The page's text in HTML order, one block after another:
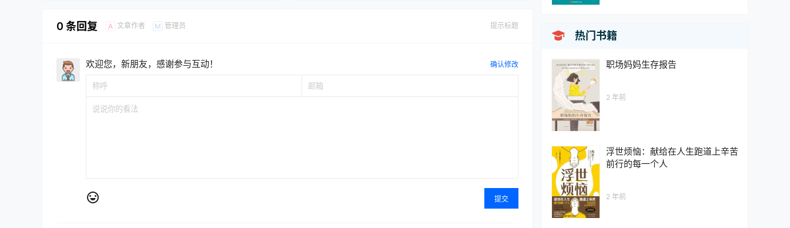
0 条回复 A 文章作者 M 管理员 提示标题
欢迎您，新朋友，感谢参与互动！ 确认修改
提交
 热门书籍
职场妈妈生存报告
2 年前
浮世烦恼：献给在人生跑道上辛苦
前行的每一个人
2 年前